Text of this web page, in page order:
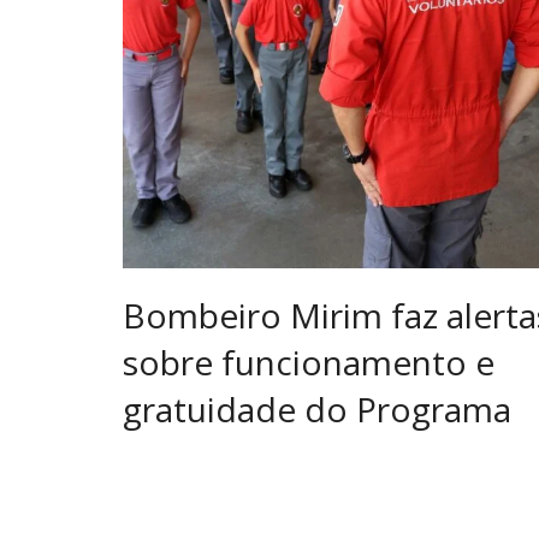
Bombeiro Mirim faz
sobre funcionamento e
gratuidade do Programa